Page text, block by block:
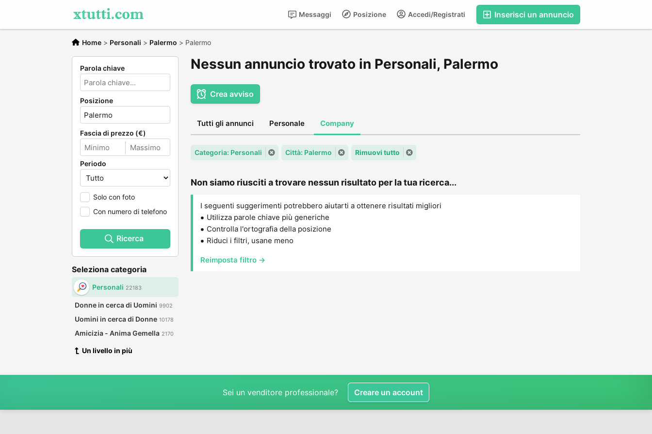
Inserisci un annuncio
Accedi/Registrati
Posizione
Messaggi
Home > Personali > Palermo > Palermo
Parola chiave
Posizione
Fascia di prezzo (€)
Periodo
Solo con foto
Con numero di telefono
Ricerca
Seleziona categoria
Personali 22183
Donne in cerca di Uomini 9902
Uomini in cerca di Donne 10178
Amicizia - Anima Gemella 2170
Un livello in più
Nessun annuncio trovato in Personali, Palermo
Crea avviso
Tutti gli annunci Personale Company
Categoria: Personali Città: Palermo Rimuovi tutto
Non siamo riusciti a trovare nessun risultato per la tua ricerca...
I seguenti suggerimenti potrebbero aiutarti a ottenere risultati migliori
Utilizza parole chiave più generiche
Controlla l'ortografia della posizione
Riduci i filtri, usane meno
Reimposta filtro →
Sei un venditore professionale? Creare un account